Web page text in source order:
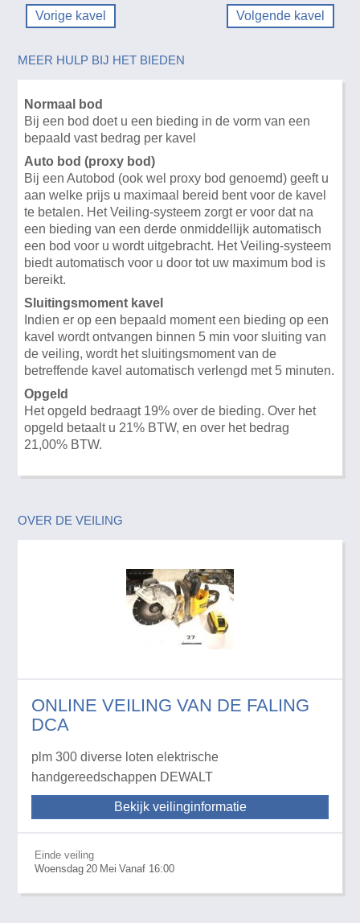
Vorige kavel Volgende kavel
MEER HULP BIJ HET BIEDEN
Normaal bod
Bij een bod doet u een bieding in de vorm van een
bepaald vast bedrag per kavel
Auto bod (proxy bod)
Bij een Autobod (ook wel proxy bod genoemd) geeft u
aan welke prijs u maximaal bereid bent voor de kavel
te betalen. Het Veiling-systeem zorgt er voor dat na
een bieding van een derde onmiddellijk automatisch
een bod voor u wordt uitgebracht. Het Veiling-systeem
biedt automatisch voor u door tot uw maximum bod is
bereikt.
Sluitingsmoment kavel
Indien er op een bepaald moment een bieding op een
kavel wordt ontvangen binnen 5 min voor sluiting van
de veiling, wordt het sluitingsmoment van de
betreffende kavel automatisch verlengd met 5 minuten.
Opgeld
Het opgeld bedraagt 19% over de bieding. Over het
opgeld betaalt u 21% BTW, en over het bedrag
21,00% BTW.
OVER DE VEILING
ONLINE VEILING VAN DE FALING
DCA
plm 300 diverse loten elektrische
handgereedschappen DEWALT
Bekijk veilinginformatie
Einde veiling
Woensdag 20 Mei Vanaf 16:00